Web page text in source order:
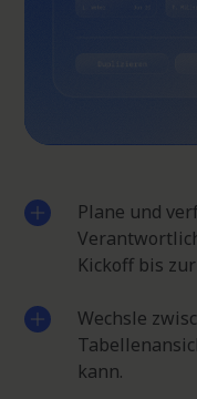
Plane und
Kickoff bis
Wechsle
kann.